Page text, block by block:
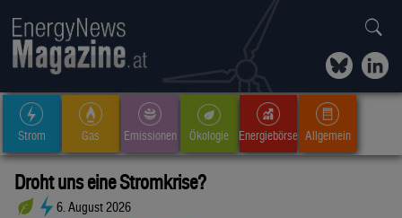
Strom Gas Emissionen Ökologie Energiebörse Allgemein
Droht uns eine Stromkrise?
6. August 2026